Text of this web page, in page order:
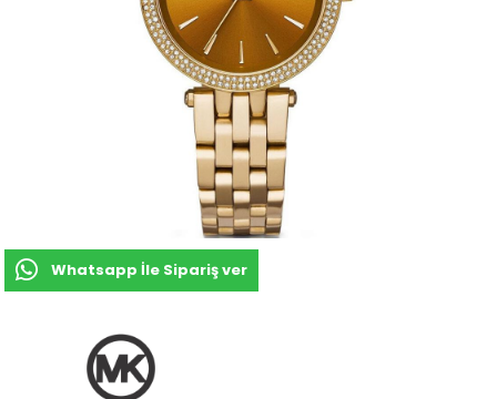
Whatsapp İle Sipariş ver